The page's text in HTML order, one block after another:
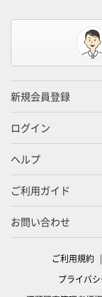
新規会員登録
ログイン
ヘルプ
ご利用ガイド
お問い合わせ
ご利用規約
プライバ